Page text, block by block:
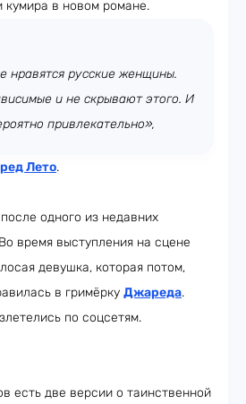
кумира в новом романе.
нравятся русские женщины.
и не скрывают этого. И
привлекательно»,
Лето.
одного из недавних
время выступления на сцене
девушка, которая потом,
в гримёрку Джареда.
по соцсетям.
есть две версии о таинственной